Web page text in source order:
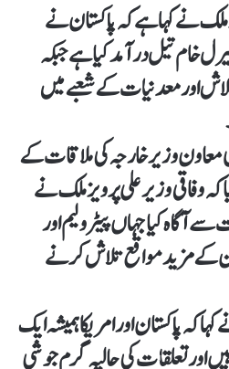
ملک نے کہا ہے کہ پاکستان نے
بار 60 لاکھ بیرل خام تیل درآمد کیا ہے جبکہ
اور معدنیات کے شعبے میں
معاون وزیرخارجہ کی ملاقات کے
کہ وفاقی وزیر علی پرویز ملک نے
آگاہ کیا جہاں پیٹرولیم اور
کے مزید مواقع تلاش کرنے
کہ پاکستان اور امریکا ہمیشہ ایک
تعلقات کی حالیہ گرم جوشی